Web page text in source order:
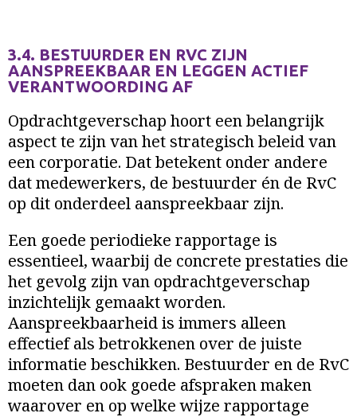
3.4. BESTUURDER EN RVC ZIJN
AANSPREEKBAAR EN LEGGEN ACTIEF
VERANTWOORDING AF
Opdrachtgeverschap hoort een belangrijk
aspect te zijn van het strategisch beleid van
een corporatie. Dat betekent onder andere
dat medewerkers, de bestuurder én de RvC
op dit onderdeel aanspreekbaar zijn.
Een goede periodieke rapportage is
essentieel, waarbij de concrete prestaties die
het gevolg zijn van opdrachtgeverschap
inzichtelijk gemaakt worden.
Aanspreekbaarheid is immers alleen
effectief als betrokkenen over de juiste
informatie beschikken. Bestuurder en de RvC
moeten dan ook goede afspraken maken
waarover en op welke wijze rapportage